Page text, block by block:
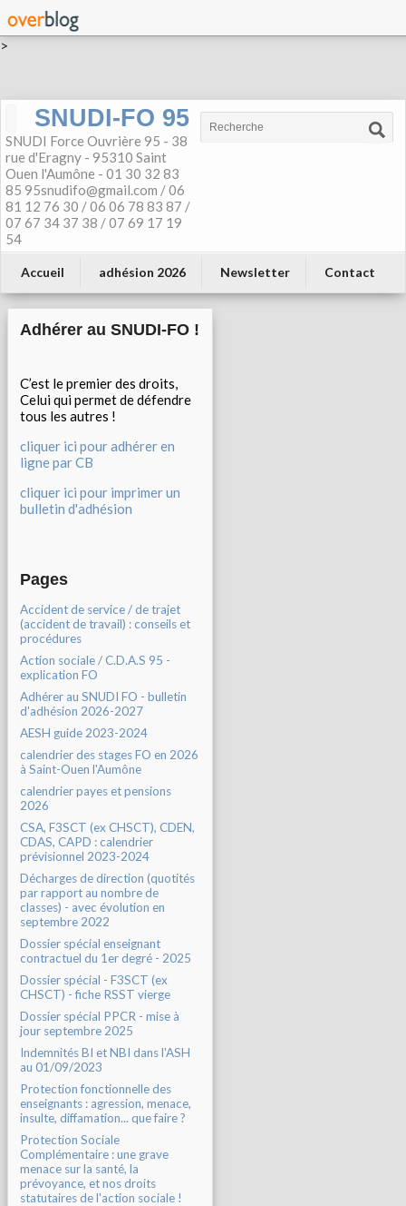
>
SNUDI-FO 95
SNUDI Force Ouvrière 95 - 38
rue d'Eragny - 95310 Saint
Ouen l'Aumône - 01 30 32 83
85 95snudifo@gmail.com / 06
81 12 76 30 / 06 06 78 83 87 /
07 67 34 37 38 / 07 69 17 19
54
Accueil adhésion 2026 Newsletter Contact
Adhérer au SNUDI-FO !
C’est le premier des droits,
Celui qui permet de défendre
tous les autres !
cliquer ici pour adhérer en
ligne par CB
cliquer ici pour imprimer un
bulletin d'adhésion
Pages
Accident de service / de trajet
(accident de travail) : conseils et
procédures
Action sociale / C.D.A.S 95 -
explication FO
Adhérer au SNUDI FO - bulletin
d'adhésion 2026-2027
AESH guide 2023-2024
calendrier des stages FO en 2026
à Saint-Ouen l'Aumône
calendrier payes et pensions
2026
CSA, F3SCT (ex CHSCT), CDEN,
CDAS, CAPD : calendrier
prévisionnel 2023-2024
Décharges de direction (quotités
par rapport au nombre de
classes) - avec évolution en
septembre 2022
Dossier spécial enseignant
contractuel du 1er degré - 2025
Dossier spécial - F3SCT (ex
CHSCT) - fiche RSST vierge
Dossier spécial PPCR - mise à
jour septembre 2025
Indemnités BI et NBI dans l'ASH
au 01/09/2023
Protection fonctionnelle des
enseignants : agression, menace,
insulte, diffamation... que faire ?
Protection Sociale
Complémentaire : une grave
menace sur la santé, la
prévoyance, et nos droits
statutaires de l'action sociale !